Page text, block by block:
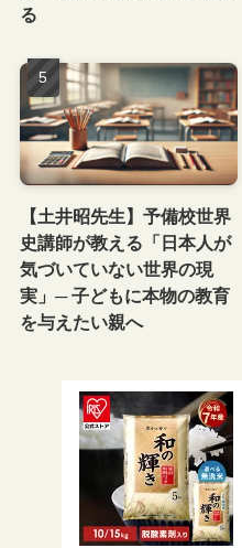
る
【土井昭先生】予備校世界
史講師が教える「日本人が
気づいていない世界の現
実」─ 子どもに本物の教育
を与えたい親へ